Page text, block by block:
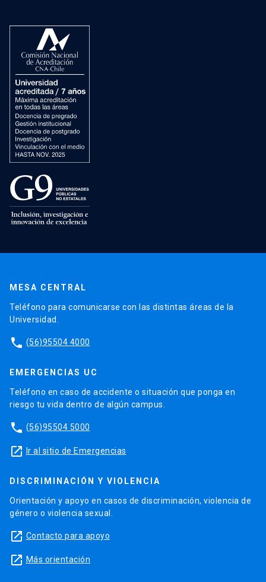
MESA CENTRAL
Teléfono para comunicarse con las distintas áreas de la
Universidad.
phone (56)95504 4000
EMERGENCIAS UC
Teléfono en caso de accidente o situación que ponga en
riesgo tu vida dentro de algún campus.
phone (56)95504 5000
launch Ir al sitio de Emergencias
DISCRIMINACIÓN Y VIOLENCIA
Orientación y apoyo en casos de discriminación, violencia de
género o violencia sexual.
launch Contacto para apoyo
launch Más orientación